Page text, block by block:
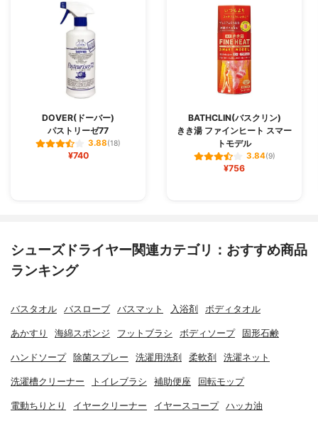
DOVER(ドーバー)
パストリーゼ77
3.88(18)
¥740
BATHCLIN(バスクリン)
きき湯 ファインヒート スマー
トモデル
3.84(9)
¥756
シューズドライヤー関連カテゴリ：おすすめ商品
ランキング
バスタオル バスローブ バスマット 入浴剤 ボディタオル
あかすり 海綿スポンジ フットブラシ ボディソープ 固形石鹸
ハンドソープ 除菌スプレー 洗濯用洗剤 柔軟剤 洗濯ネット
洗濯槽クリーナー トイレブラシ 補助便座 回転モップ
電動ちりとり イヤークリーナー イヤースコープ ハッカ油